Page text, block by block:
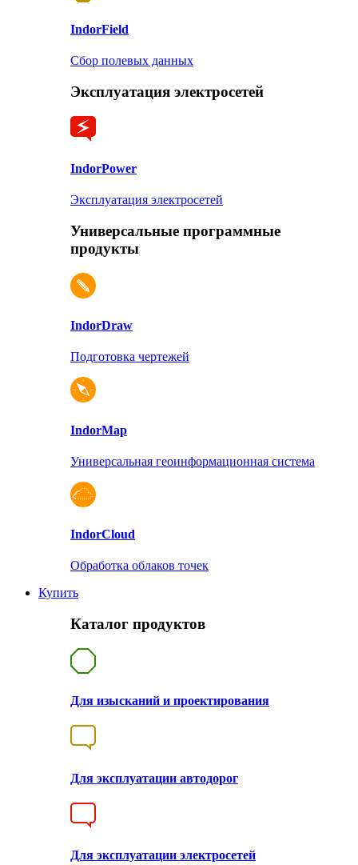
IndorField
Сбор полевых данных
Эксплуатация электросетей
IndorPower
Эксплуатация электросетей
Универсальные программные
продукты
IndorDraw
Подготовка чертежей
IndorMap
Универсальная геоинформационная система
IndorCloud
Обработка облаков точек
Купить
Каталог продуктов
Для изысканий и проектирования
Для эксплуатации автодорог
Для эксплуатации электросетей